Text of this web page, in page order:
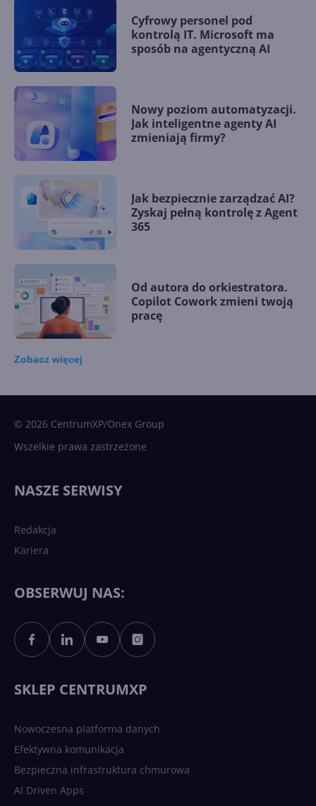
Cyfrowy personel pod
kontrolą IT. Microsoft ma
sposób na agentyczną AI
Nowy poziom automatyzacji.
Jak inteligentne agenty AI
zmieniają firmy?
Jak bezpiecznie zarządzać AI?
Zyskaj pełną kontrolę z Agent
365
Od autora do orkiestratora.
Copilot Cowork zmieni twoją
pracę
Sztuczna inteligencja po
polsku. Dość barier
Zobacz więcej
© 2026 CentrumXP/Onex Group
Wszelkie prawa zastrzeżone
NASZE SERWISY
Redakcja
Kariera
OBSERWUJ NAS:
SKLEP CENTRUMXP
Nowoczesna platforma danych
Efektywna komunikacja
Bezpieczna infrastruktura chmurowa
AI Driven Apps